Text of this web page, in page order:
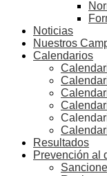
Noticias
Nuestros
Calendarios
Resultados
Prevención al